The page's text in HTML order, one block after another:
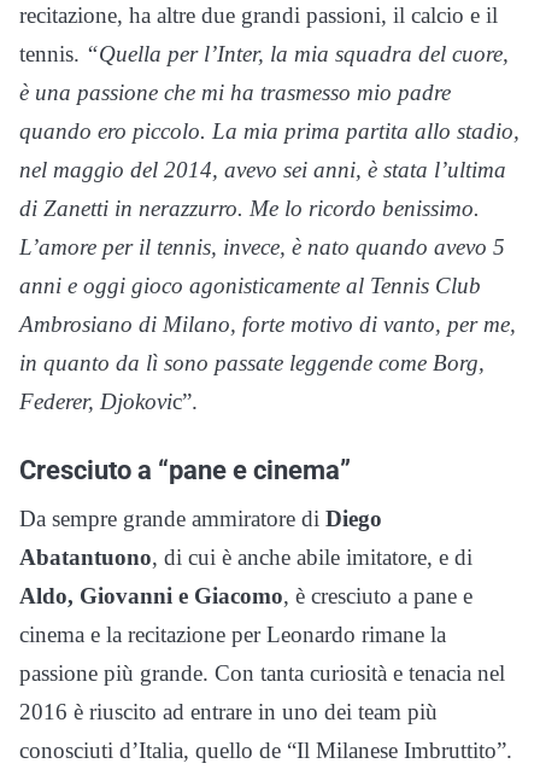
recitazione, ha altre due grandi passioni, il calcio e il
tennis. “Quella per l’Inter, la mia squadra del cuore,
è una passione che mi ha trasmesso mio padre
quando ero piccolo. La mia prima partita allo stadio,
nel maggio del 2014, avevo sei anni, è stata l’ultima
di Zanetti in nerazzurro. Me lo ricordo benissimo.
L’amore per il tennis, invece, è nato quando avevo 5
anni e oggi gioco agonisticamente al Tennis Club
Ambrosiano di Milano, forte motivo di vanto, per me,
in quanto da lì sono passate leggende come Borg,
Federer, Djokovic”.
Cresciuto a “pane e cinema”
Da sempre grande ammiratore di Diego
Abatantuono, di cui è anche abile imitatore, e di
Aldo, Giovanni e Giacomo, è cresciuto a pane e
cinema e la recitazione per Leonardo rimane la
passione più grande. Con tanta curiosità e tenacia nel
2016 è riuscito ad entrare in uno dei team più
conosciuti d’Italia, quello de “Il Milanese Imbruttito”.